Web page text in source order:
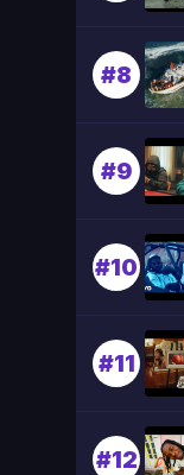
#8
#9
#10
#11
#12